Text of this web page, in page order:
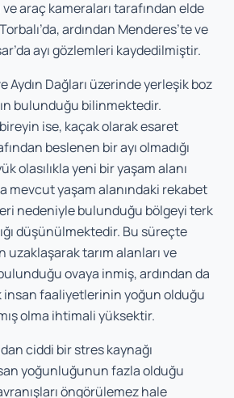
araç kameraları tarafından elde
ardından Menderes’te ve
ayı gözlemleri kaydedilmiştir.
Aydın Dağları üzerinde yerleşik boz
bulunduğu bilinmektedir.
ise, kaçak olarak esaret
beslenen bir ayı olmadığı
olasılıkla yeni bir yaşam alanı
mevcut yaşam alanındaki rekabet
nedeniyle bulunduğu bölgeyi terk
düşünülmektedir. Bu süreçte
tarım alanları ve
ovaya inmiş, ardından da
insan faaliyetlerinin yoğun olduğu
olma ihtimali yüksektir.
ciddi bir stres kaynağı
yoğunluğunun fazla olduğu
öngörülemez hale